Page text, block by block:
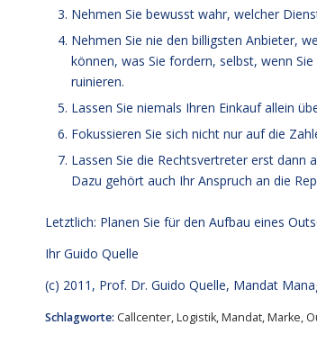
Nehmen Sie bewusst wahr, welcher
Nehmen Sie nie den billigsten Anbieter,
können, was Sie fordern, selbst, wenn
ruinieren.
Lassen Sie niemals Ihren Einkauf allein
Fokussieren Sie sich nicht nur auf die
Lassen Sie die Rechtsvertreter erst dann
Dazu gehört auch Ihr Anspruch an die
Letztlich: Planen Sie für den Aufbau eines
Ihr Guido Quelle
(c) 2011, Prof. Dr. Guido Quelle, Mandat
Schlagworte: Callcenter,Logistik,Mandat,Marke,